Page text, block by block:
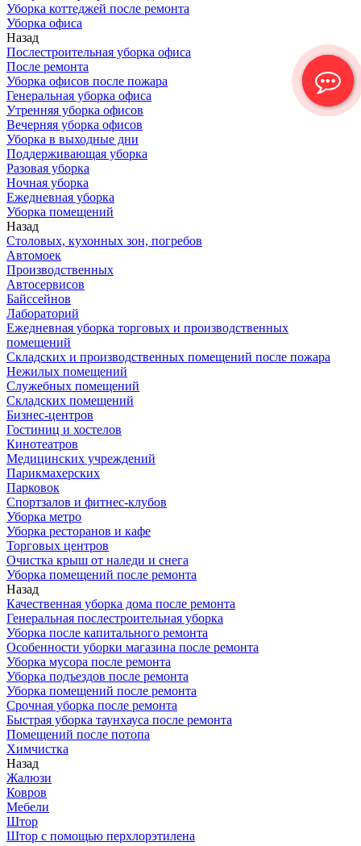
Уборка коттеджей после ремонта
Уборка офиса
Назад
Послестроительная уборка офиса
После ремонта
Уборка офисов после пожара
Генеральная уборка офиса
Утренняя уборка офисов
Вечерняя уборка офисов
Уборка в выходные дни
Поддерживающая уборка
Разовая уборка
Ночная уборка
Ежедневная уборка
Уборка помещений
Назад
Столовых, кухонных зон, погребов
Автомоек
Производственных
Автосервисов
Байссейнов
Лабораторий
Ежедневная уборка торговых и производственных
помещений
Складских и производственных помещений после пожара
Нежилых помещений
Служебных помещений
Складских помещений
Бизнес-центров
Гостиниц и хостелов
Кинотеатров
Медицинских учреждений
Парикмахерских
Парковок
Спортзалов и фитнес-клубов
Уборка метро
Уборка ресторанов и кафе
Торговых центров
Очистка крыш от наледи и снега
Уборка помещений после ремонта
Назад
Качественная уборка дома после ремонта
Генеральная послестроительная уборка
Уборка после капитального ремонта
Особенности уборки магазина после ремонта
Уборка мусора после ремонта
Уборка подъездов после ремонта
Уборка помещений после ремонта
Срочная уборка после ремонта
Быстрая уборка таунхауса после ремонта
Помещений после потопа
Химчистка
Назад
Жалюзи
Ковров
Мебели
Штор
Штор с помощью перхлорэтилена